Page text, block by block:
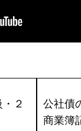
２
公社債
商業簿